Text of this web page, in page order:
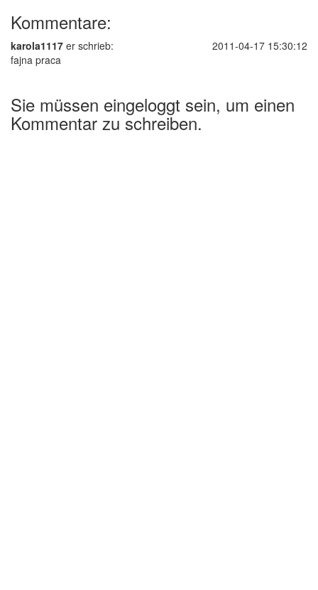
Kommentare:
karola1117 er schrieb:
2011-04-17 15:30:12
fajna praca
Sie müssen eingeloggt sein, um einen
Kommentar zu schreiben.